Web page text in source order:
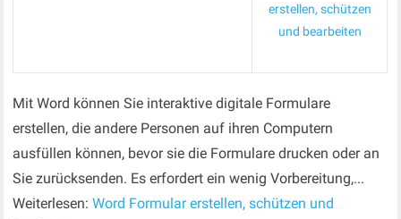
erstellen, schützen
und bearbeiten
Mit Word können Sie interaktive digitale Formulare
erstellen, die andere Personen auf ihren Computern
ausfüllen können, bevor sie die Formulare drucken oder an
Sie zurücksenden. Es erfordert ein wenig Vorbereitung,...
Weiterlesen:Word Formular erstellen, schützen und